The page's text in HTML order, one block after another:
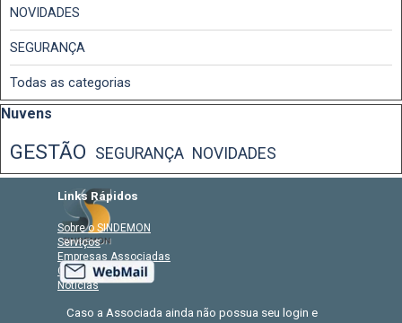
NOVIDADES
SEGURANÇA
Todas as categorias
Pular bloco Nuvens
Nuvens
GESTÃO SEGURANÇA NOVIDADES
Caso a Associada ainda não possua seu login e
Links Rápidos
Sobre o SINDEMON
Serviços
Empresas Associadas
CCT
Notícias